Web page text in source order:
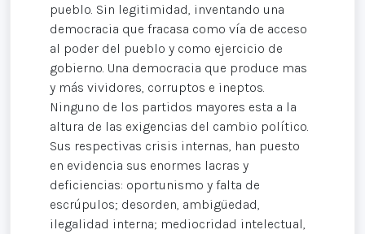
pueblo. Sin legitimidad, inventando una
democracia que fracasa como vía de acceso
al poder del pueblo y como ejercicio de
gobierno. Una democracia que produce mas
y más vividores, corruptos e ineptos.
Ninguno de los partidos mayores esta a la
altura de las exigencias del cambio político.
Sus respectivas crisis internas, han puesto
en evidencia sus enormes lacras y
deficiencias: oportunismo y falta de
escrúpulos; desorden, ambigüedad,
ilegalidad interna; mediocridad intelectual,